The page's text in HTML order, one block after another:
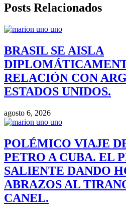
Posts Relacionados
BRASIL SE AISLA
RELACIÓN CON
ESTADOS UNIDOS.
agosto 6, 2026
POLÉMICO VIAJE
PETRO A CUBA. EL
SALIENTE DANDO
ABRAZOS AL
CANEL.